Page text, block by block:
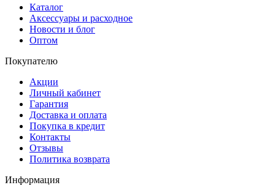
Каталог
Аксессуары и расходное
Новости и блог
Оптом
Покупателю
Акции
Личный кабинет
Гарантия
Доставка и оплата
Покупка в кредит
Контакты
Отзывы
Политика возврата
Информация